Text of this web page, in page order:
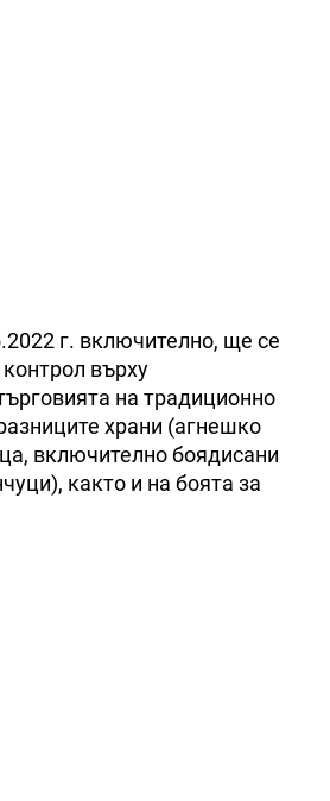
г. включително, ще се
върху
на традиционно
храни (агнешко
включително боядисани
както и на боята за